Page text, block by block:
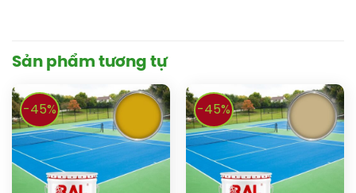
Sản phẩm tương tự
-45% -45%